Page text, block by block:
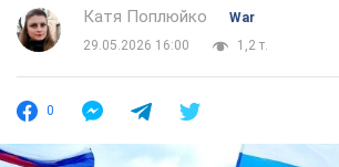
Катя Поплюйко
War
29.05.2026 16:00
1,2 т.
0